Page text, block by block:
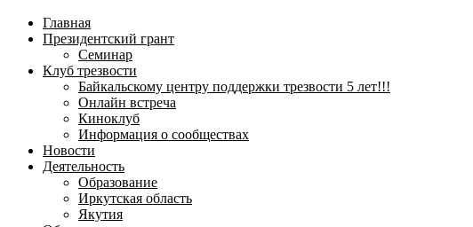
меню
Главная
Президентский грант
Семинар
Клуб трезвости
Байкальскому центру поддержки трезвости 5 лет!!!
Онлайн встреча
Киноклуб
Информация о сообществах
Новости
Деятельность
Образование
Иркутская область
Якутия